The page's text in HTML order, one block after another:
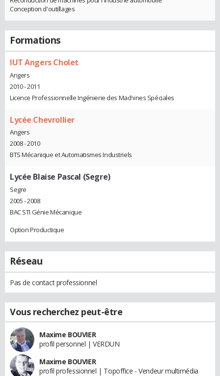
Conception d'outillages
Formations
IUT Angers Cholet
Angers
2010 - 2011
Licence Professionnelle Ingénierie des Machines Spéciales
Lycée Chevrollier
Angers
2008 - 2010
BTS Mécanique et Automatismes Industriels
Lycée Blaise Pascal (Segre)
Segre
2005 - 2008
BAC STI Génie Mécanique
Option Productique
Réseau
Pas de contact professionnel
Vous recherchez peut-être
Maxime BOUVIER
profil personnel | VERDUN
Maxime BOUVIER
profil professionnel | Topoffice - Vendeur multimédia